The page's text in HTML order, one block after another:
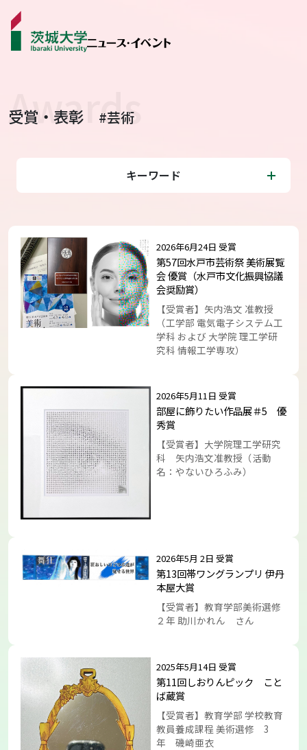
カテゴリから探す
受賞･表彰
コラム･特集
トップに戻る
受賞・表彰 #芸術
キーワード
2026年6月24日 受賞
第57回水戸市芸術祭 美術展覧
会 優賞（水戸市文化振興協議
会奨励賞）
【受賞者】矢内浩文 准教授
（工学部 電気電子システム工
学科 および 大学院 理工学研
究科 情報工学専攻）
2026年5月11日 受賞
部屋に飾りたい作品展＃5 優
秀賞
【受賞者】大学院理工学研究
科 矢内浩文准教授（活動
名：やないひろふみ）
2026年5月 2日 受賞
第13回帯ワングランプリ 伊丹
本屋大賞
【受賞者】教育学部美術選修
２年 助川かれん さん
2025年5月14日 受賞
第11回しおりんピック こと
ば蔵賞
【受賞者】教育学部 学校教育
教員養成課程 美術選修 3
年 磯崎亜衣